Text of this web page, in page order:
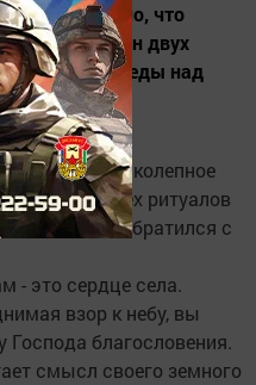
Отрадно, что
в канун двух
70-летия Победы над
под великолепное
всех ритуалов
Анастасий обратился с
- это сердце села.
взор к небу, вы
Господа благословения.
смысл своего земного